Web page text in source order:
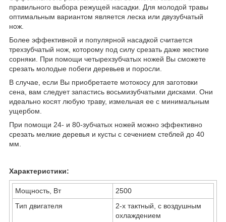
правильного выбора режущей насадки. Для молодой травы
оптимальным вариантом является леска или двузубчатый
нож.
Более эффективной и популярной насадкой считается
трехзубчатый нож, которому под силу срезать даже жесткие
сорняки. При помощи четырехзубчатых ножей Вы сможете
срезать молодые побеги деревьев и поросли.
В случае, если Вы приобретаете мотокосу для заготовки
сена, вам следует запастись восьмизубчатыми дисками. Они
идеально косят любую траву, измельчая ее с минимальным
ущербом.
При помощи 24- и 80-зубчатых ножей можно эффективно
срезать мелкие деревья и кусты с сечением стеблей до 40
мм.
Характеристики:
Мощность, Вт
2500
Тип двигателя
2-х тактный, с воздушным
охлаждением